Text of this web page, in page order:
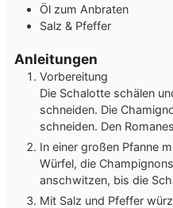
Öl zum Anbraten
Salz & Pfeffer
Anleitungen
Vorbereitung
Die Schalotte schälen
schneiden. Die
schneiden. Den
In einer großen Pfanne
Würfel, die
anschwitzen, bis die
Mit Salz und Pfeffer